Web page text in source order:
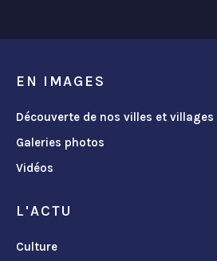
EN IMAGES
Découverte de nos villes et villages
Galeries photos
Vidéos
L'ACTU
Culture